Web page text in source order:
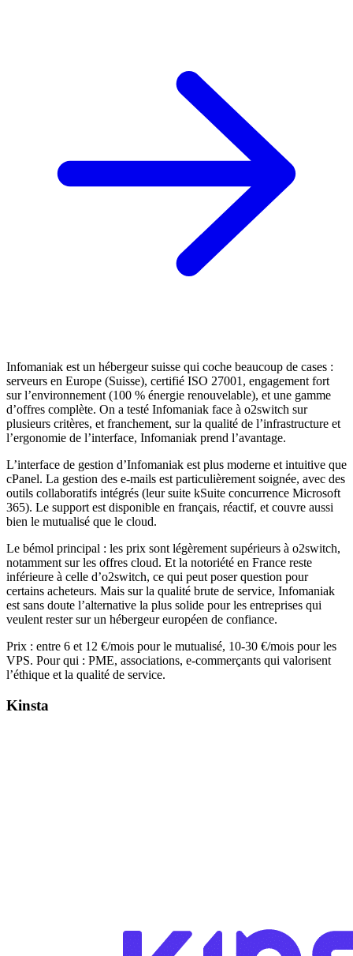
Infomaniak est un hébergeur suisse qui coche beaucoup de cases :
serveurs en Europe (Suisse), certifié ISO 27001, engagement fort
sur l’environnement (100 % énergie renouvelable), et une gamme
d’offres complète. On a testé Infomaniak face à o2switch sur
plusieurs critères, et franchement, sur la qualité de l’infrastructure et
l’ergonomie de l’interface, Infomaniak prend l’avantage.
L’interface de gestion d’Infomaniak est plus moderne et intuitive que
cPanel. La gestion des e-mails est particulièrement soignée, avec des
outils collaboratifs intégrés (leur suite kSuite concurrence Microsoft
365). Le support est disponible en français, réactif, et couvre aussi
bien le mutualisé que le cloud.
Le bémol principal : les prix sont légèrement supérieurs à o2switch,
notamment sur les offres cloud. Et la notoriété en France reste
inférieure à celle d’o2switch, ce qui peut poser question pour
certains acheteurs. Mais sur la qualité brute de service, Infomaniak
est sans doute l’alternative la plus solide pour les entreprises qui
veulent rester sur un hébergeur européen de confiance.
Prix : entre 6 et 12 €/mois pour le mutualisé, 10-30 €/mois pour les
VPS. Pour qui : PME, associations, e-commerçants qui valorisent
l’éthique et la qualité de service.
Kinsta